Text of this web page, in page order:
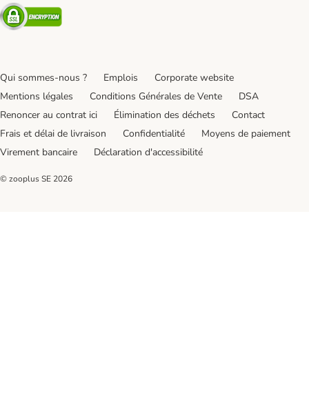
Security
Qui sommes-nous ? Emplois
Corporate website
Mentions légales
Conditions Générales de Vente
DSA
Renoncer au contrat ici
Élimination des déchets
Contact
Frais et délai de livraison
Confidentialité
Moyens de paiement
Virement bancaire
Déclaration d'accessibilité
© zooplus SE 2026